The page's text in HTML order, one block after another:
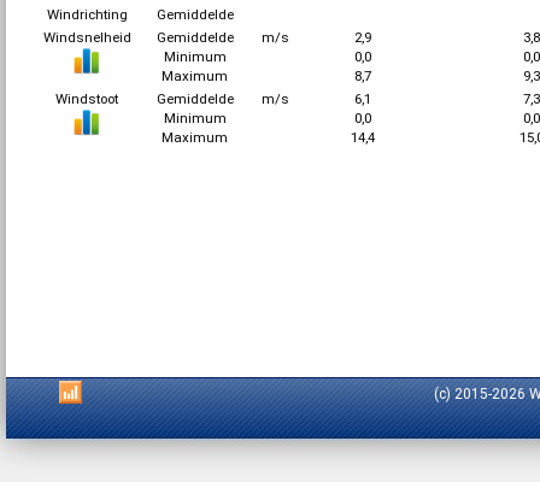
Windrichting
Gemiddelde
Windsnelheid
Gemiddelde m/s 2,9
Minimum
0,0
Maximum
8,7
Windstoot
Gemiddelde m/s 6,1
Minimum
0,0
Maximum
14,4
(c) 2015-2026